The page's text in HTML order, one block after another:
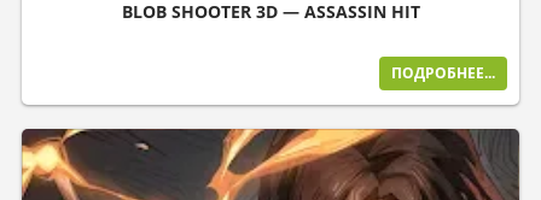
BLOB SHOOTER 3D — ASSASSIN HIT
ПОДРОБНЕЕ...